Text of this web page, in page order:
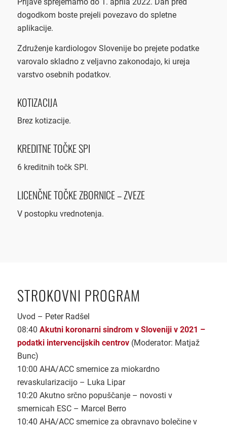
dogodkom boste prejeli povezavo do spletne
aplikacije.
Združenje kardiologov Slovenije bo prejete podatke
varovalo skladno z veljavno zakonodajo, ki ureja
varstvo osebnih podatkov.
KOTIZACIJA
Brez kotizacije.
KREDITNE TOČKE SPI
6 kreditnih točk SPI.
LICENČNE TOČKE ZBORNICE – ZVEZE
V postopku vrednotenja.
STROKOVNI PROGRAM
Uvod – Peter Radšel
08:40 Akutni koronarni sindrom v Sloveniji v 2021 –
podatki intervencijskih centrov(Moderator: Matjaž
Bunc)
10:00 AHA/ACC smernice za miokardno
revaskularizacijo – Luka Lipar
10:20 Akutno srčno popuščanje – novosti v
smernicah ESC – Marcel Berro
10:40 AHA/ACC smernice za obravnavo bolečine v